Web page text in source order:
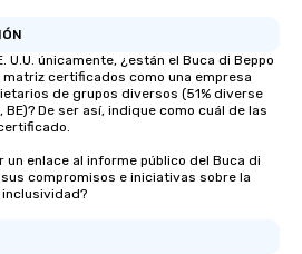
U.U. únicamente, ¿están el Buca di Beppo
certificados como una empresa
de grupos diversos (51% diverse
De ser así, indique como cuál de las
enlace al informe público del Buca di
compromisos e iniciativas sobre la